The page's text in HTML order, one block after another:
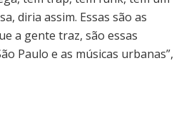
diria assim. Essas são as
a gente traz, são essas
Paulo e as músicas urbanas”,